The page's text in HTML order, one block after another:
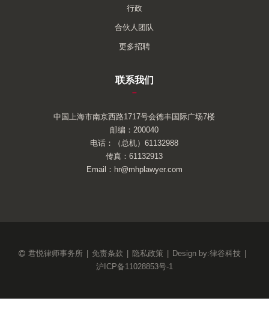
行政
合伙人团队
更多招聘
联系我们
–
中国上海市南京西路1717号会德丰国际广场7楼
邮编：200040
电话：（总机）61132988
传真：61132913
Email：hr@mhplawyer.com
君悦律师事务所 免责条款 隐私政策 Design by:律谷科技
沪ICP备11028853号-1